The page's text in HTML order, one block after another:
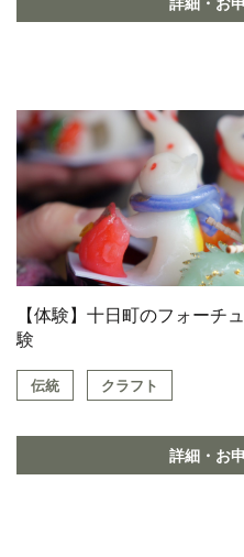
【体験】十日町のフォーチ
験
伝統 クラフト
詳細・お